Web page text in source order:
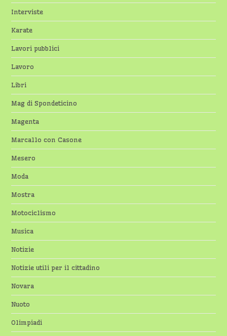
Interviste
Karate
Lavori pubblici
Lavoro
Libri
Mag di Spondeticino
Magenta
Marcallo con Casone
Mesero
Moda
Mostra
Motociclismo
Musica
Notizie
Notizie utili per il cittadino
Novara
Nuoto
Olimpiadi